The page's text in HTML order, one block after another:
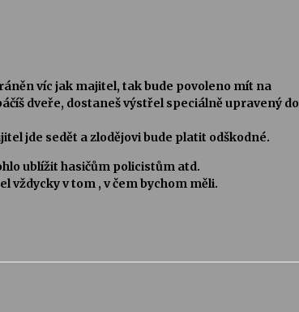
víc jak majitel, tak bude povoleno mít na
dveře, dostaneš výstřel speciálně upravený do
jde sedět a zlodějovi bude platit odškodné.
ublížit hasičům policistům atd.
vždycky v tom , v čem bychom měli.